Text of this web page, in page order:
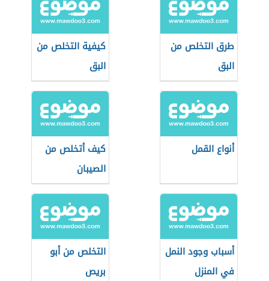
طرق التخلص من
البق
كيفية التخلص من
البق
أنواع القمل
كيف أتخلص من
الصيبان
أسباب وجود النمل
في المنزل
التخلص من أبو
بريص